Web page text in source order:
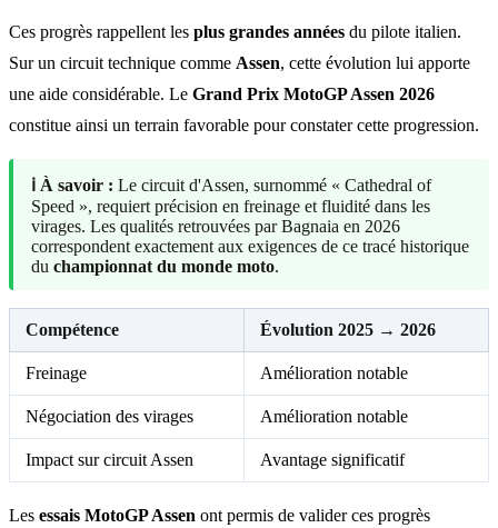
Ces progrès rappellent les plus grandes années du pilote italien.
Sur un circuit technique comme Assen, cette évolution lui apporte
une aide considérable. Le Grand Prix MotoGP Assen 2026
constitue ainsi un terrain favorable pour constater cette progression.
ℹ️ À savoir : Le circuit d'Assen, surnommé « Cathedral of
Speed », requiert précision en freinage et fluidité dans les
virages. Les qualités retrouvées par Bagnaia en 2026
correspondent exactement aux exigences de ce tracé historique
du championnat du monde moto.
Compétence Évolution 2025 → 2026
Freinage Amélioration notable
Négociation des virages Amélioration notable
Impact sur circuit Assen Avantage significatif
Les essais MotoGP Assen ont permis de valider ces progrès